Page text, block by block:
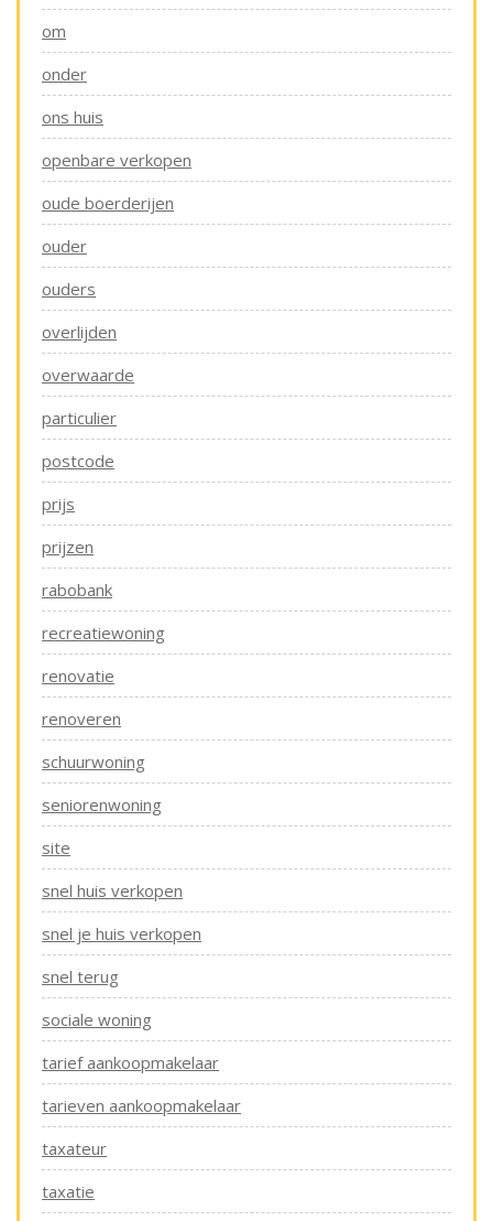
om
onder
ons huis
openbare verkopen
oude boerderijen
ouder
ouders
overlijden
overwaarde
particulier
postcode
prijs
prijzen
rabobank
recreatiewoning
renovatie
renoveren
schuurwoning
seniorenwoning
site
snel huis verkopen
snel je huis verkopen
snel terug
sociale woning
tarief aankoopmakelaar
tarieven aankoopmakelaar
taxateur
taxatie